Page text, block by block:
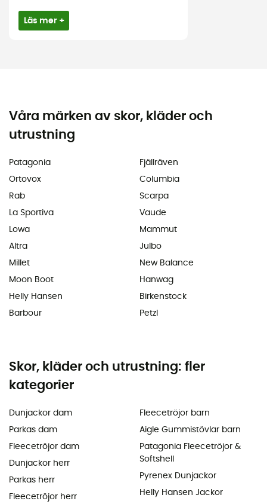
Läs mer +
Våra märken av skor, kläder och
utrustning
Patagonia
Ortovox
Rab
La Sportiva
Lowa
Altra
Millet
Moon Boot
Helly Hansen
Barbour
Fjällräven
Columbia
Scarpa
Vaude
Mammut
Julbo
New Balance
Hanwag
Birkenstock
Petzl
Skor, kläder och utrustning: fler
kategorier
Dunjackor dam
Parkas dam
Fleecetröjor dam
Dunjackor herr
Parkas herr
Fleecetröjor herr
Fleecetröjor barn
Aigle Gummistövlar barn
Patagonia Fleecetröjor &
Softshell
Pyrenex Dunjackor
Helly Hansen Jackor